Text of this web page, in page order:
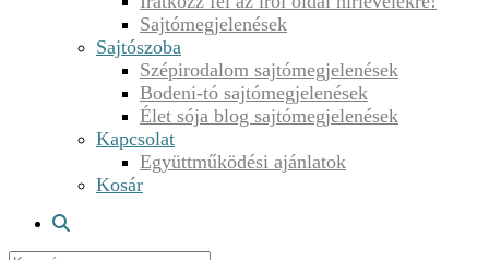
Sajtómegjelenések
Sajtószoba
Szépirodalom sajtómegjelenések
Bodeni-tó sajtómegjelenések
Élet sója blog sajtómegjelenések
Kapcsolat
Együttműködési ajánlatok
Kosár